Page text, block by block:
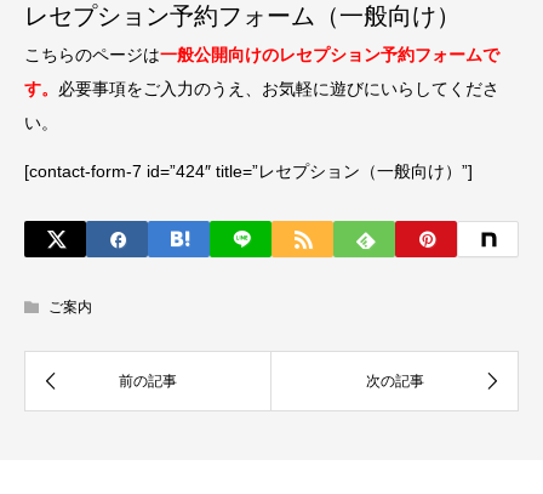
レセプション予約フォーム（一般向け）
こちらのページは一般公開向けのレセプション予約フォームで
す。 必要事項をご入力のうえ、お気軽に遊びにいらしてくださ
い。
[contact-form-7 id=”424″ title=”レセプション（一般向け）”]
ご案内